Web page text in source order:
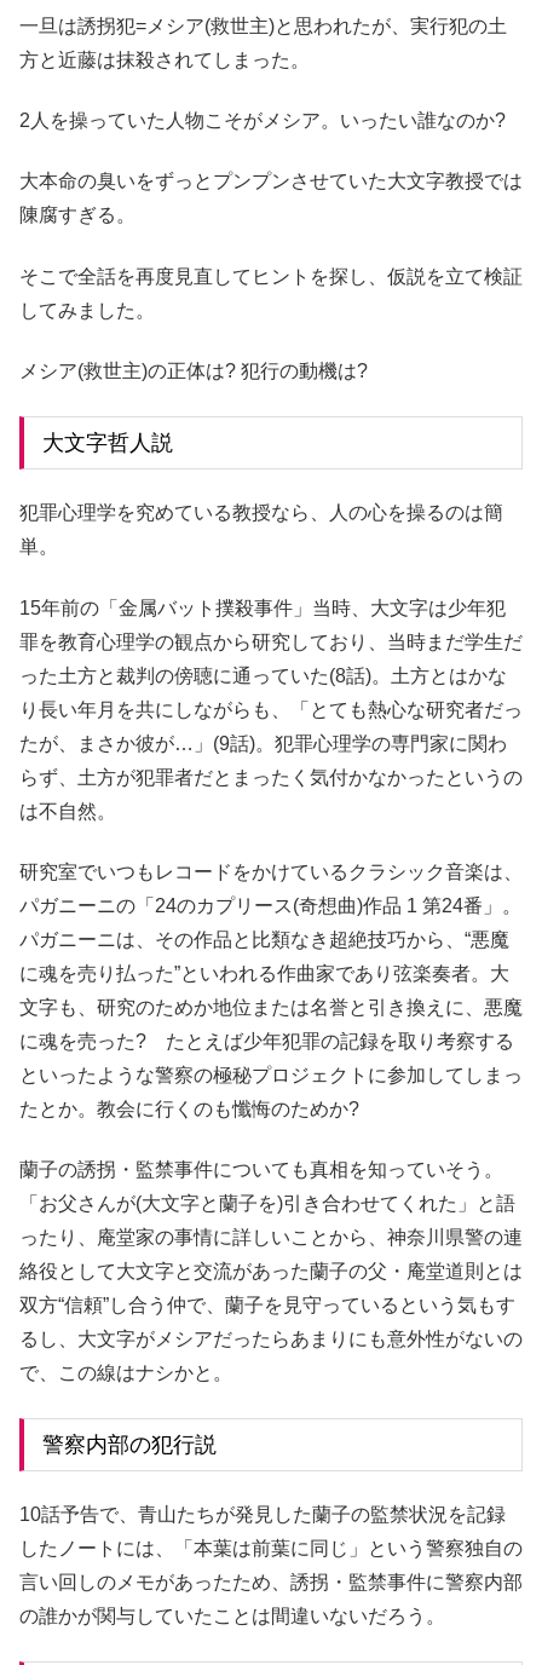
一旦は誘拐犯=メシア(救世主)と思われたが、実行犯の土
方と近藤は抹殺されてしまった。
2人を操っていた人物こそがメシア。いったい誰なのか?
大本命の臭いをずっとプンプンさせていた大文字教授では
陳腐すぎる。
そこで全話を再度見直してヒントを探し、仮説を立て検証
してみました。
メシア(救世主)の正体は? 犯行の動機は?
大文字哲人説
犯罪心理学を究めている教授なら、人の心を操るのは簡
単。
15年前の「金属バット撲殺事件」当時、大文字は少年犯
罪を教育心理学の観点から研究しており、当時まだ学生だ
った土方と裁判の傍聴に通っていた(8話)。土方とはかな
り長い年月を共にしながらも、「とても熱心な研究者だっ
たが、まさか彼が…」(9話)。犯罪心理学の専門家に関わ
らず、土方が犯罪者だとまったく気付かなかったというの
は不自然。
研究室でいつもレコードをかけているクラシック音楽は、
パガニーニの「24のカプリース(奇想曲)作品 1 第24番」。
パガニーニは、その作品と比類なき超絶技巧から、“悪魔
に魂を売り払った”といわれる作曲家であり弦楽奏者。大
文字も、研究のためか地位または名誉と引き換えに、悪魔
に魂を売った? たとえば少年犯罪の記録を取り考察する
といったような警察の極秘プロジェクトに参加してしまっ
たとか。教会に行くのも懺悔のためか?
蘭子の誘拐・監禁事件についても真相を知っていそう。
「お父さんが(大文字と蘭子を)引き合わせてくれた」と語
ったり、庵堂家の事情に詳しいことから、神奈川県警の連
絡役として大文字と交流があった蘭子の父・庵堂道則とは
双方“信頼”し合う仲で、蘭子を見守っているという気もす
るし、大文字がメシアだったらあまりにも意外性がないの
で、この線はナシかと。
警察内部の犯行説
10話予告で、青山たちが発見した蘭子の監禁状況を記録
したノートには、「本葉は前葉に同じ」という警察独自の
言い回しのメモがあったため、誘拐・監禁事件に警察内部
の誰かが関与していたことは間違いないだろう。